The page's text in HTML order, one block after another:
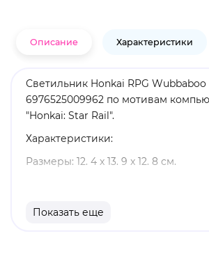
Описание Характеристики
Светильник Honkai RPG Wubbaboo
6976525009962 по мотивам
"Honkai: Star Rail".
Характеристики:
Размеры: 12. 4 x 13. 9 x 12. 8 см.
Встроенный аккумулятор.
Показать еще